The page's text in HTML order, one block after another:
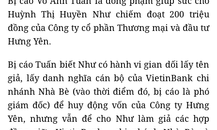
Huỳnh Thị Huyền Như chiếm đoạt 200 triệu
đồng của Công ty cổ phần Thương mại và đầu tư
Hưng Yên.
Bị cáo Tuấn biết Như có hành vi gian dối lấy tên
giả, lấy danh nghĩa cán bộ của VietinBank chi
nhánh Nhà Bè (vào thời điểm đó, bị cáo là phó
giám đốc) để huy động vốn của Công ty Hưng
Yên, nhưng vẫn để cho Như làm giả các hợp